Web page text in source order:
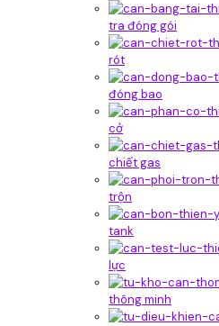
tra đóng gói
rót
đóng bao
cở
chiết gas
trộn
tank
lực
thông minh